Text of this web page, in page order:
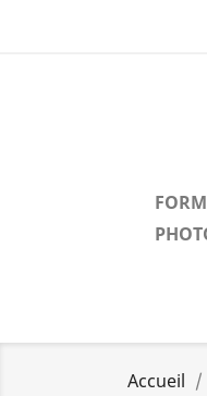
Accueil